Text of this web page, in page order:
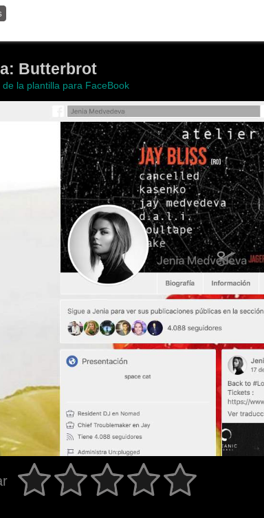
Butterbrot
de la plantilla para FaceBook